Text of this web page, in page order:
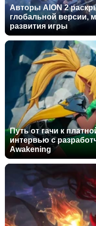
Авторы AION 2
глобальной версии,
развития игры
Путь от гачи к
интервью с
Awakening